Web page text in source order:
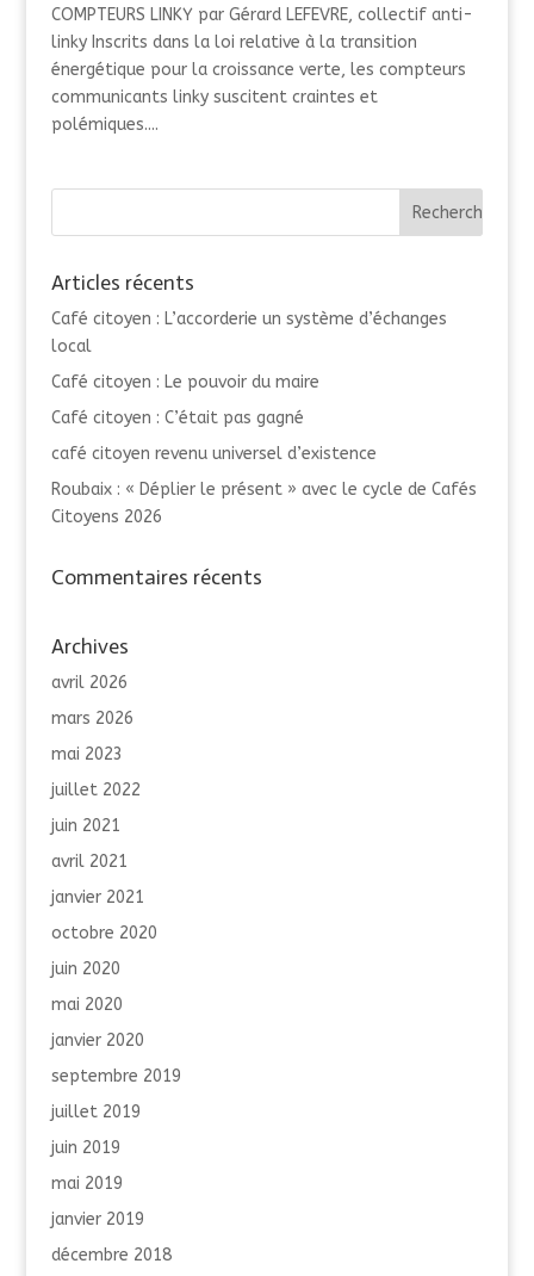
COMPTEURS LINKY par Gérard LEFEVRE, collectif anti-
linky Inscrits dans la loi relative à la transition
énergétique pour la croissance verte, les compteurs
communicants linky suscitent craintes et
polémiques....
Articles récents
Café citoyen : L’accorderie un système d’échanges
local
Café citoyen : Le pouvoir du maire
Café citoyen : C’était pas gagné
café citoyen revenu universel d’existence
Roubaix : « Déplier le présent » avec le cycle de Cafés
Citoyens 2026
Commentaires récents
Archives
avril 2026
mars 2026
mai 2023
juillet 2022
juin 2021
avril 2021
janvier 2021
octobre 2020
juin 2020
mai 2020
janvier 2020
septembre 2019
juillet 2019
juin 2019
mai 2019
janvier 2019
décembre 2018